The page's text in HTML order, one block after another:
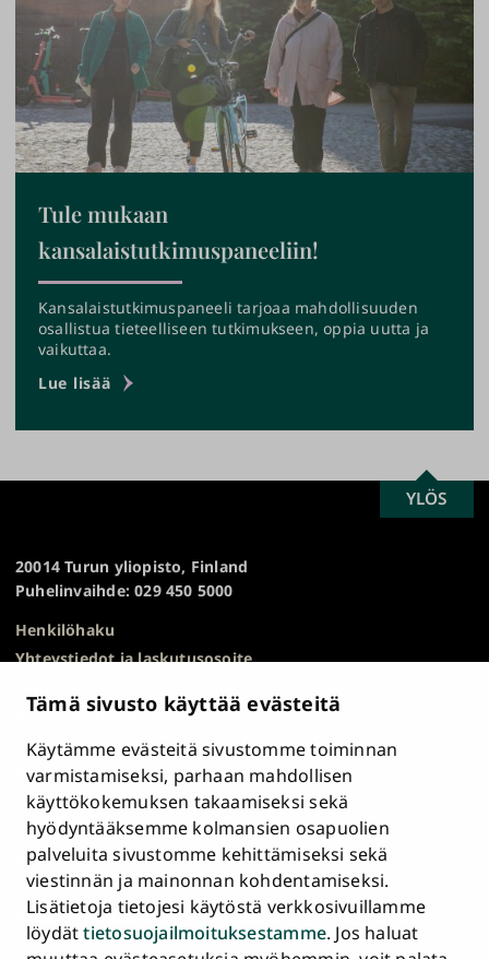
Tämä sivusto käyttää evästeitä
Käytämme evästeitä sivustomme toiminnan
varmistamiseksi, parhaan mahdollisen
käyttökokemuksen takaamiseksi sekä
hyödyntääksemme kolmansien osapuolien
palveluita sivustomme kehittämiseksi sekä
viestinnän ja mainonnan kohdentamiseksi.
Lisätietoja tietojesi käytöstä verkkosivuillamme
löydättietosuojailmoituksestamme. Jos haluat
Tule mukaan
kansalaistutkimuspaneeliin!
Kansalaistutkimuspaneeli tarjoaa mahdollisuuden
osallistua tieteelliseen tutkimukseen, oppia uutta ja
vaikuttaa.
Lue lisää
›
20014 Turun yliopisto, Finland
Puhelinvaihde: 029 450 5000
Henkilöhaku
Yhteystiedot ja laskutusosoite
HR Excellence in Research
Tietosuojailmoitus
Asiakirjajulkisuuskuvaus ja tietopyynnöt
Väärinkäytösepäilyt
Saavutettavuusseloste
Palaute
Intranet ja sähköiset työkalut
Evästeasetukset
SCROLL
TO
YLÖS